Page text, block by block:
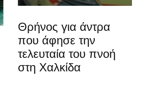
Θρήνος για άντρα
που άφησε την
τελευταία του πνοή
στη Χαλκίδα